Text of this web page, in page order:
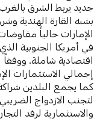
جديد يربط الشرق
بشبه القارة الهندية
الإمارات حالياً
في أمريكا الجنوبية
اقتصادية شاملة. ووفقاً
كما يجمع البلدين
لتجنب الازدواج
والاستثمارية لرفد